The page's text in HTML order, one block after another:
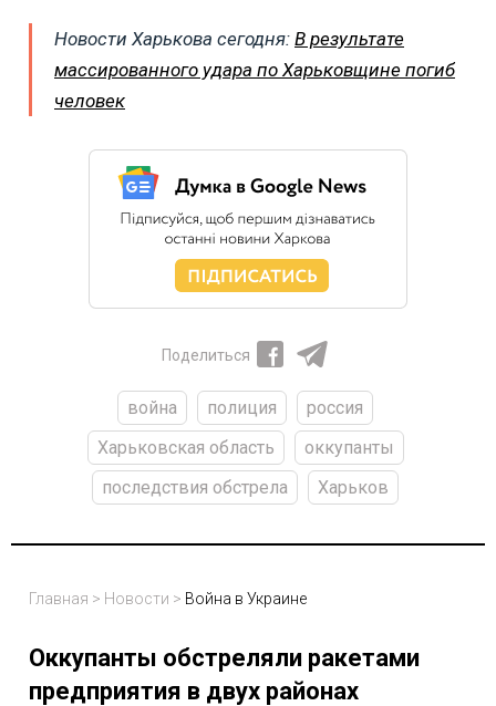
Новости Харькова сегодня: В результате
массированного удара по Харьковщине погиб
человек
Поделиться
война полиция
россия
Харьковская область
оккупанты
последствия обстрела
Харьков
Главная > Новости > Война в Украине
Оккупанты обстреляли ракетами
предприятия в двух районах